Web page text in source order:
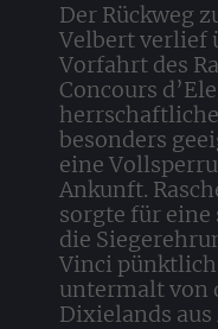
Der Rückweg
Velbert verlief
Vorfahrt des
Concours
besonders
eine
Ankunft.
sorgte für eine
die
Vinci
untermalt von
Dixielands